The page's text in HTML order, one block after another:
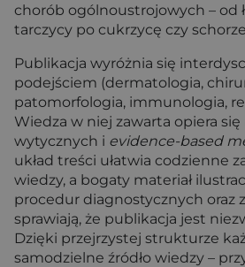
chorób ogólnoustrojowych – od
tarczycy po cukrzycę czy
Publikacja wyróżnia się
podejściem (dermatologia,
patomorfologia, immunologia,
Wiedza w niej zawarta opiera
wytycznych i evidence-based
układ treści ułatwia codzienne
wiedzy, a bogaty materiał
procedur diagnostycznych oraz
sprawiają, że publikacja jest
Dzięki przejrzystej strukturze
samodzielne źródło wiedzy –